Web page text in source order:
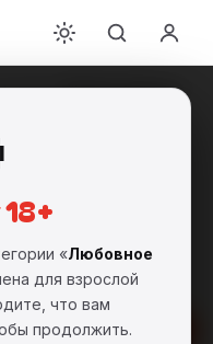
18+
«Любовное
для взрослой
что вам
продолжить.
›Тёмные Секреты
Чэндлер
Скачать FB2